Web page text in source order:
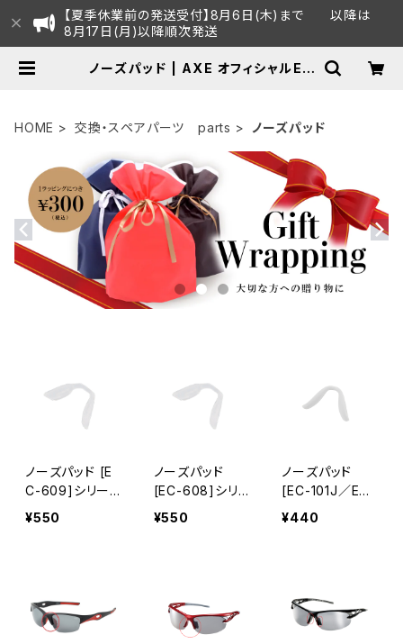
【夏季休業前の発送受付】8月6日(木)まで 以降は
8月17日(月)以降順次発送
ノーズパッド | AXE オフィシャルEC
HOME 交換・スペアパーツ parts ノーズパッド
ノーズパッド [E
C-609]シリー
ズ対応 パーツ
¥550
ノーズパッド
[EC-608]シリ
ーズ対応 パーツ
¥550
ノーズパッド
[EC-101J／EC-
102J]シリーズ
¥440